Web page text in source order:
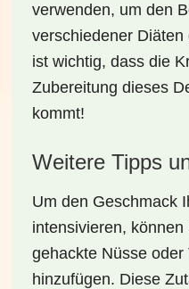
verwenden, um den
verschiedener
ist wichtig, dass die
Zubereitung dieses
kommt!
Weitere Tipps
Um den Geschmack
intensivieren,
gehackte Nüsse oder
hinzufügen. Diese